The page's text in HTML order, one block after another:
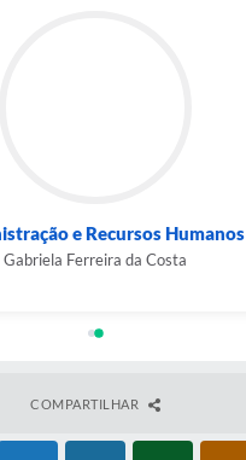
e Recursos Humanos
Gabriela Ferreira da Costa
COMPARTILHAR